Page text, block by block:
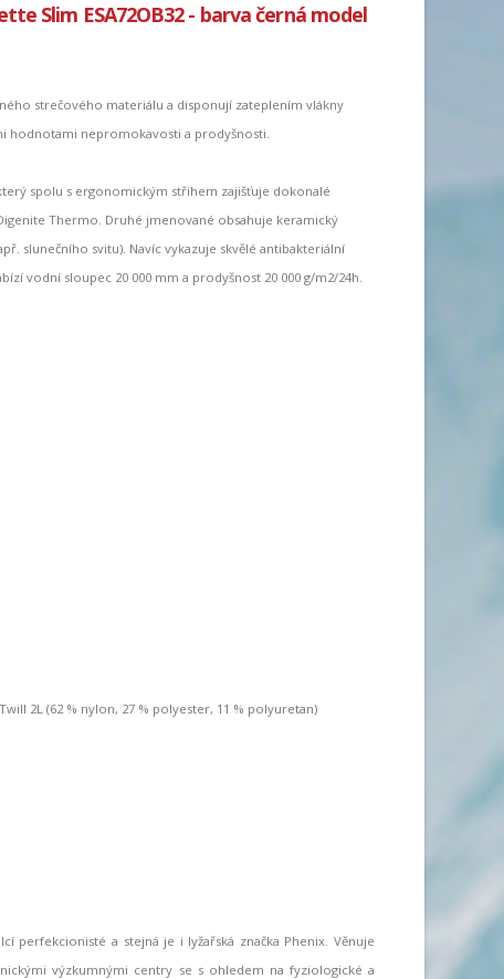
Slim ESA72OB32 - barva černá model
strečového materiálu a disponují zateplením vlákny
hodnotami nepromokavosti a prodyšnosti.
spolu s ergonomickým střihem zajišťuje dokonalé
Thermo. Druhé jmenované obsahuje keramický
slunečního svitu). Navíc vykazuje skvělé antibakteriální
vodní sloupec 20 000 mm a prodyšnost 20 000 g/m2/24h.
2L (62 % nylon, 27 % polyester, 11 % polyuretan)
perfekcionisté a stejná je i lyžařská značka Phenix. Věnuje
výzkumnými centry se s ohledem na fyziologické a